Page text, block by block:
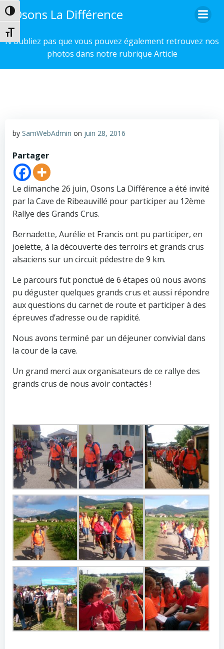
Passer en contraste élevé
Changer la taille de la police
au
Osons La Différence
N'oubliez pas que vous pouvez également retrouvez nos
photos dans notre rubrique Article
by SamWebAdmin on juin 28, 2016
Partager
Le dimanche 26 juin, Osons La Différence a été invité
par la Cave de Ribeauvillé pour participer au 12ème
Rallye des Grands Crus.
Bernadette, Aurélie et Francis ont pu participer, en
joëlette, à la découverte des terroirs et grands crus
alsaciens sur un circuit pédestre de 9 km.
Le parcours fut ponctué de 6 étapes où nous avons
pu déguster quelques grands crus et aussi répondre
aux questions du carnet de route et participer à des
épreuves d’adresse ou de rapidité.
Nous avons terminé par un déjeuner convivial dans
la cour de la cave.
Un grand merci aux organisateurs de ce rallye des
grands crus de nous avoir contactés !